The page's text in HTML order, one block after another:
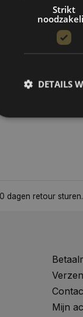
€13,50
dagen retour sturen.
Mijn
Strikt
DETAILS
__cf_bm